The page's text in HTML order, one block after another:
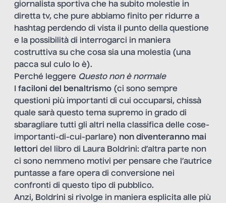
giornalista sportiva che ha subito molestie in
diretta tv, che pure abbiamo finito per ridurre a
hashtag perdendo di vista il punto della questione
e la possibilità di interrogarci in maniera
costruttiva su che cosa sia una molestia (una
pacca sul culo lo è).
Perché leggere Questo non è normale
faciloni del benaltrismo (ci sono sempre
questioni più importanti di cui occuparsi, chissà
quale sarà questo tema supremo in grado di
sbaragliare tutti gli altri nella classifica delle cose-
importanti-di-cui-parlare) non diventeranno mai
lettori del libro di Laura Boldrini: d’altra parte non
ci sono nemmeno motivi per pensare che l’autrice
puntasse a fare opera di conversione nei
confronti di questo tipo di pubblico.
Anzi, Boldrini si rivolge in maniera esplicita alle più